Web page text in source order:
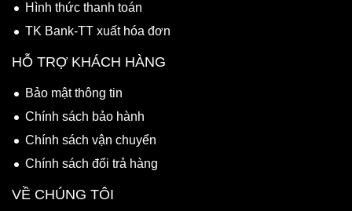
Hình thức thanh toán
TK Bank-TT xuất hóa đơn
HỖ TRỢ KHÁCH HÀNG
Bảo mật thông tin
Chính sách bảo hành
Chính sách vận chuyển
Chính sách đổi trả hàng
VỀ CHÚNG TÔI